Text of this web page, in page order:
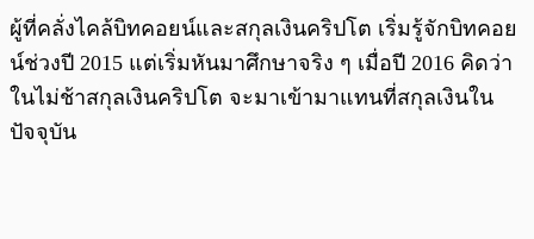
ผู้ที่คลั่งไคล้บิทคอยน์และสกุลเงินคริปโต เริ่มรู้จักบิทคอย
น์ช่วงปี 2015 แต่เริ่มหันมาศึกษาจริง ๆ เมื่อปี 2016 คิดว่า
ในไม่ช้าสกุลเงินคริปโต จะมาเข้ามาแทนที่สกุลเงินใน
ปัจจุบัน